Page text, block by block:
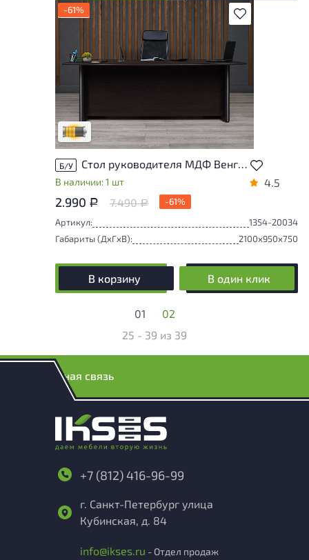
В избранное
-61%
Товар может иметь незначительные
не влияющие на удобство его
использования
Удовлетворительный износ
Б/У Стол руководителя МДФ Венге Россия
В наличии: 1 шт 4.5
2.990 Р 7.490Р
-61%
Артикул:
1354-20034
Габариты (ДxГxВ):
2100x950x750
В корзину В один клик
01
02
25 - 39 из 39
Обратная связь
+7 (812) 416-96-99
г. Санкт-Петербург улица
Кубинская, д. 84
info@ikses.ru - Отдел продаж